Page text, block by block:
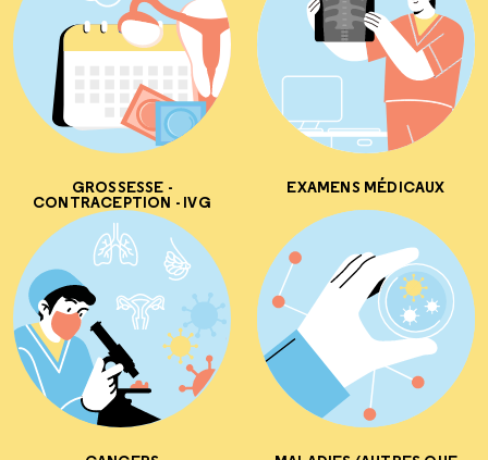
GROSSESSE -
CONTRACEPTION - IVG
EXAMENS MÉDICAUX